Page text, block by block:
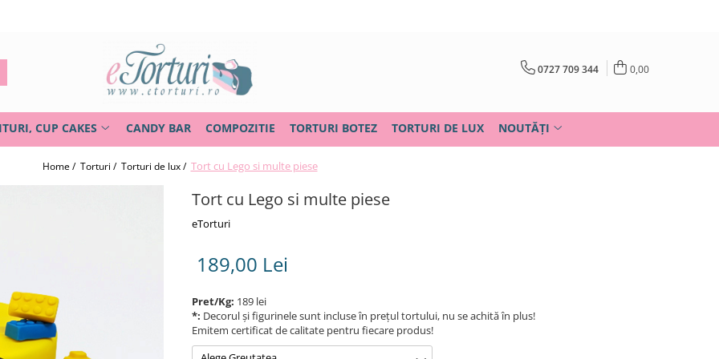
0727 709 344 0,00
CUP CAKES CANDY BAR COMPOZITIE TORTURI BOTEZ TORTURI DE LUX NOUTĂȚI
Home / Torturi / Torturi de lux / Tort cu Lego si multe piese
Tort cu Lego si multe piese
eTorturi
189,00 Lei
Pret/Kg: 189 lei
*: Decorul și figurinele sunt incluse în prețul tortului, nu se achită în plus!
Emitem certificat de calitate pentru fiecare produs!